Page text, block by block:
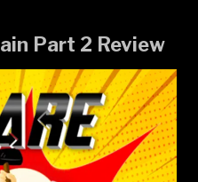
Part 2 Review